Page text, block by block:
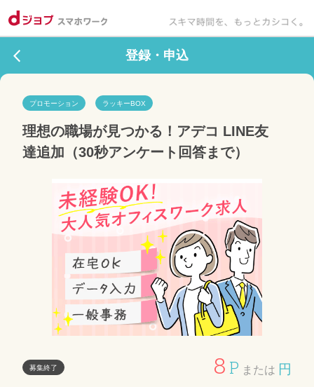
登録・申込
プロモーション ラッキーBOX
理想の職場が見つかる！アデコ LINE友
達追加（30秒アンケート回答まで）
募集終了 8 P または 円